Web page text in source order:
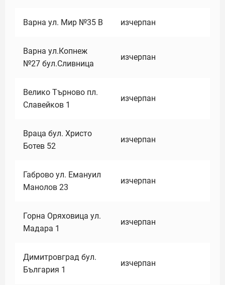
Варна ул. Мир №35 В изчерпан
Варна ул.Копнеж
№27 бул.Сливница
изчерпан
Велико Търново пл.
Славейков 1
изчерпан
Враца бул. Христо
Ботев 52
изчерпан
Габрово ул. Емануил
Манолов 23
изчерпан
Горна Оряховица ул.
Мадара 1
изчерпан
Димитровград бул.
България 1
изчерпан